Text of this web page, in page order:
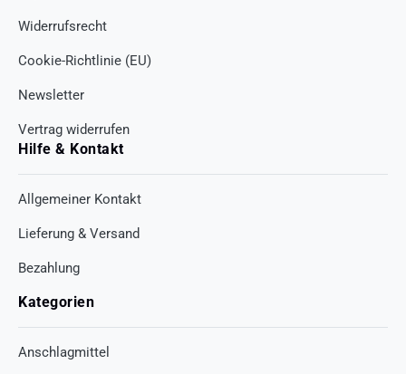
Widerrufsrecht
Cookie-Richtlinie (EU)
Newsletter
Vertrag widerrufen
Hilfe & Kontakt
Allgemeiner Kontakt
Lieferung & Versand
Bezahlung
Kategorien
Anschlagmittel